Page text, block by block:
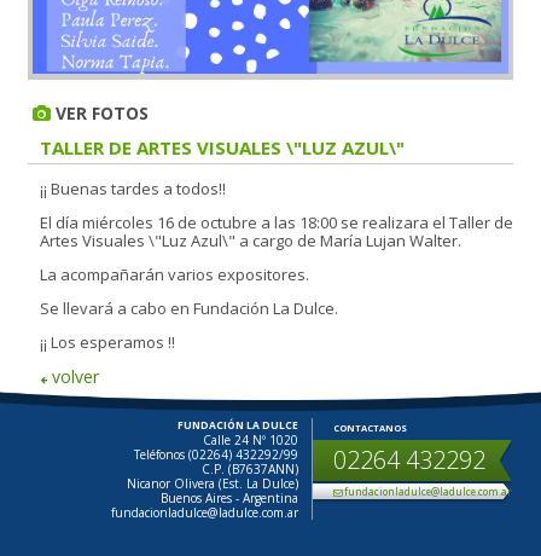
VER FOTOS
TALLER DE ARTES VISUALES \"LUZ AZUL\"
¡¡ Buenas tardes a todos!!
El día miércoles 16 de octubre a las 18:00 se realizara el Taller de
Artes Visuales \"Luz Azul\" a cargo de María Lujan Walter.
La acompañarán varios expositores.
Se llevará a cabo en Fundación La Dulce.
¡¡ Los esperamos !!
volver
FUNDACIÓN LA DULCE
Calle 24 Nº 1020
Teléfonos (02264) 432292/99
C.P. (B7637ANN)
Nicanor Olivera (Est. La Dulce)
Buenos Aires - Argentina
fundacionladulce@ladulce.com.ar
CONTACTANOS
02264 432292
fundacionladulce@ladulce.com.ar